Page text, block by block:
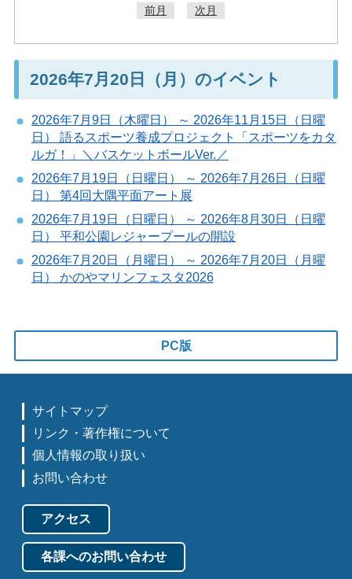
前月 次月
2026年7月20日（月）のイベント
2026年7月9日（木曜日） ～ 2026年11月15日（日曜
日） 語るスポーツ養成プロジェクト「スポーツをカタ
ルガ！」＼バスケットボールVer.／
2026年7月19日（日曜日） ～ 2026年7月26日（日曜
日） 第4回大隅平面アート展
2026年7月19日（日曜日） ～ 2026年8月30日（日曜
日） 平和公園レジャープールの開設
2026年7月20日（月曜日） ～ 2026年7月20日（月曜
日） かのやマリンフェスタ2026
PC版
サイトマップ
リンク・著作権について
個人情報の取り扱い
お問い合わせ
アクセス
各課へのお問い合わせ